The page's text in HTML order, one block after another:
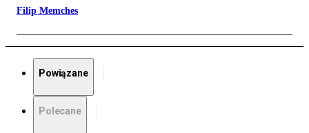
Filip Memches
Powiązane
Polecane